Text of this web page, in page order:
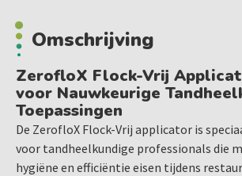
Optimale Precisie en Gebruiksgemak
De flexibele, zachte kop biedt
moeilijk bereikbare plekken in de mond.
ergonomische driehoekige handgreep
buigpunten werkt u comfortabel en
tijdens iedere behandeling.
Omschrijving
ZerofloX Flock-Vrij
voor Nauwkeurige
Toepassingen
De ZerofloX Flock-Vrij applicator is
voor tandheelkundige professionals die
hygiëne en efficiëntie eisen tijdens